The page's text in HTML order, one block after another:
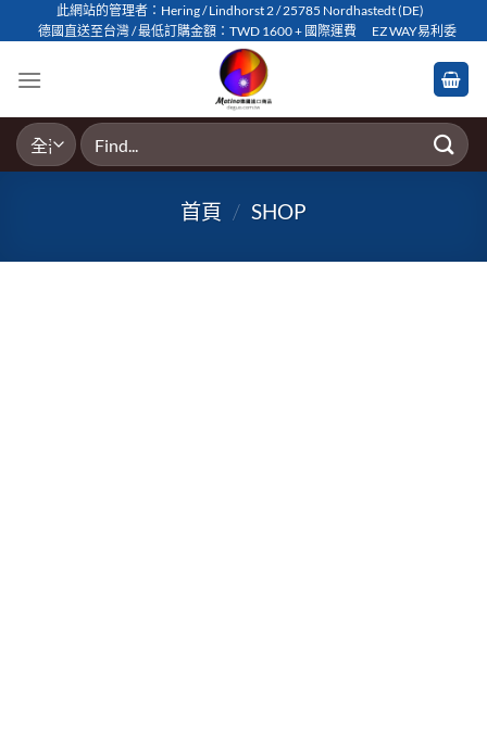
to
此網站的管理者：Hering / Lindhorst 2 / 25785 Nordhastedt (DE)
德國直送至台灣 / 最低訂購金額：TWD 1600 + 國際運費
EZ WAY易利委
搜
尋
首頁 / SHOP